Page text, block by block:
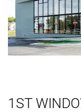
1ST